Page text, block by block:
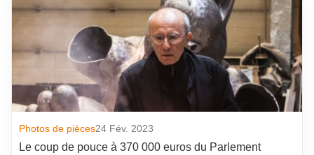
Photos de pièces24 Fév. 2023
Le coup de pouce à 370 000 euros du Parlement